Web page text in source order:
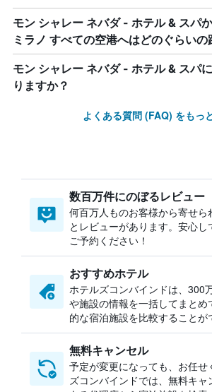
モン シャレー ネバダ - ホテル & スパ
ミラノ すべての空港へはどのぐらいの
モン シャレー ネバダ - ホテル & スパ
りますか？
よくある質問 (FAQ) をもっ
数百万件にのぼるレビュー
何百万人ものお客様から寄せら
とレビューがあります。安心し
ご予約ください！
おすすめホテル
ホテルズコンバインドは、300
や施設の情報を一括してまとめ
的な宿泊施設を比較することが
無料キャンセル
予定が変更になっても、お任せ
ズコンバインドでは、無料キ